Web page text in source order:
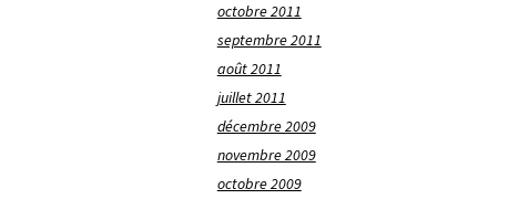
octobre 2011
septembre 2011
août 2011
juillet 2011
décembre 2009
novembre 2009
octobre 2009